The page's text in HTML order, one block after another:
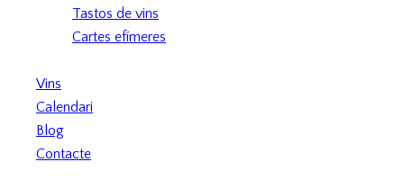
Tastos de vins
Cartes efímeres
Vins
Calendari
Blog
Contacte